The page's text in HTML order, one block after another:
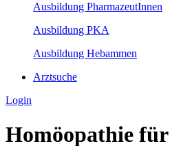
Ausbildung PharmazeutInnen
Ausbildung PKA
Ausbildung Hebammen
Arztsuche
Login
Homöopathie